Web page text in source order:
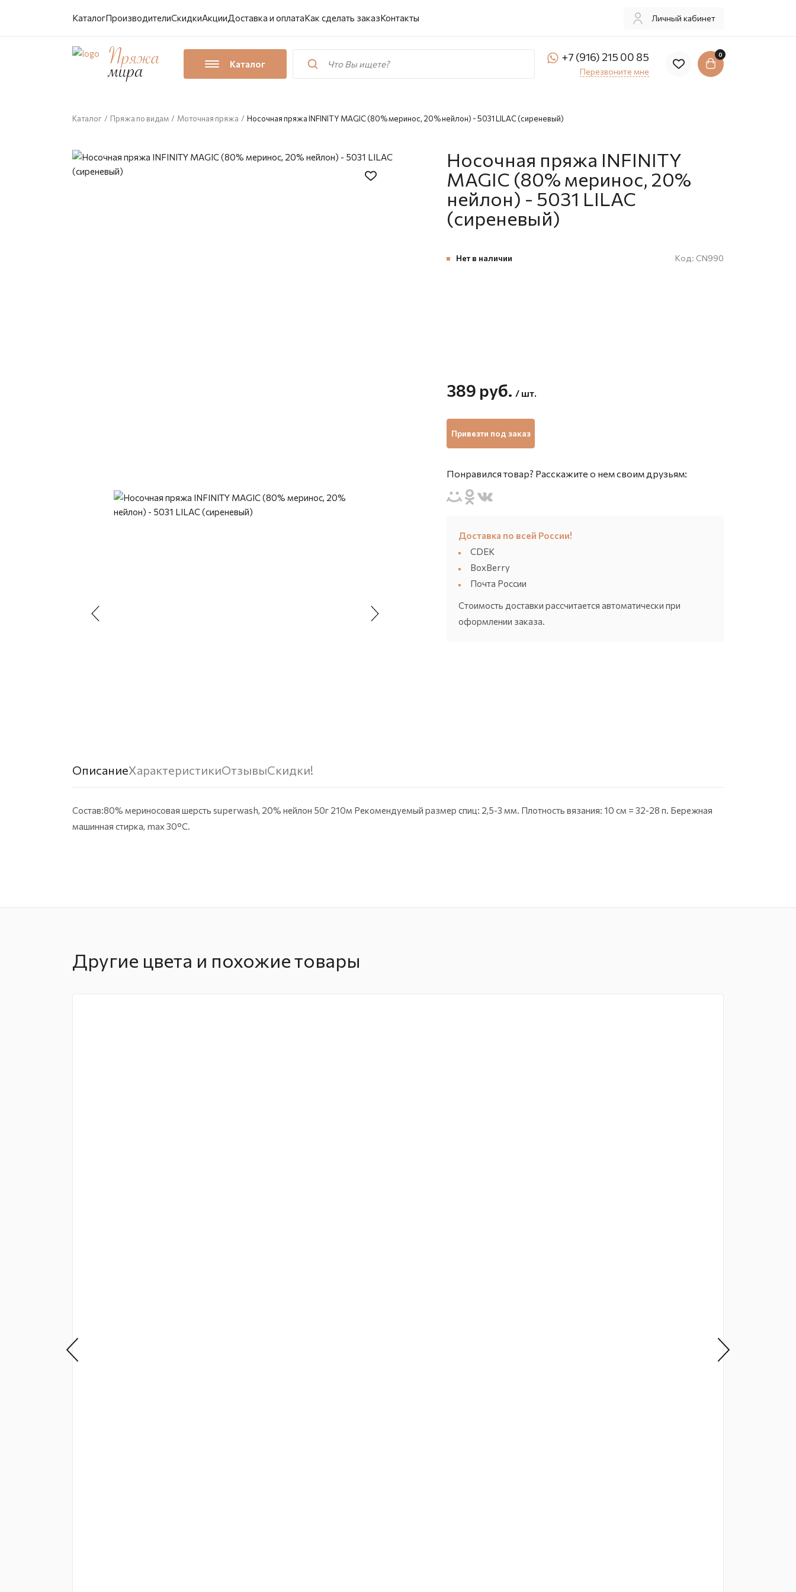
КаталогПроизводителиСкидкиАкцииДоставка и оплатаКак сделать заказКонтакты Личный кабинет
Каталог
+7 (916) 215 00 85
Перезвоните мне
0
Каталог / Пряжа по видам / Моточная пряжа / Носочная пряжа INFINITY MAGIC (80% меринос, 20% нейлон) - 5031 LILAC (сиреневый)
ОписаниеХарактеристикиОтзывыСкидки!
Состав:80% мериносовая шерсть superwash, 20% нейлон 50г 210м Рекомендуемый размер спиц: 2,5-3 мм. Плотность вязания: 10 см = 32-28 п. Бережная
машинная стирка, max 30°C.
Носочная пряжа INFINITY
MAGIC (80% меринос, 20%
нейлон) - 5031 LILAC
(сиреневый)
Нет в наличии Код: CN990
389 руб. / шт.
Привезти под заказ
Понравился товар? Расскажите о нем своим друзьям:
Доставка по всей России!
CDEK
BoxBerry
Почта России
Стоимость доставки рассчитается автоматически при
оформлении заказа.
Другие цвета и похожие товары